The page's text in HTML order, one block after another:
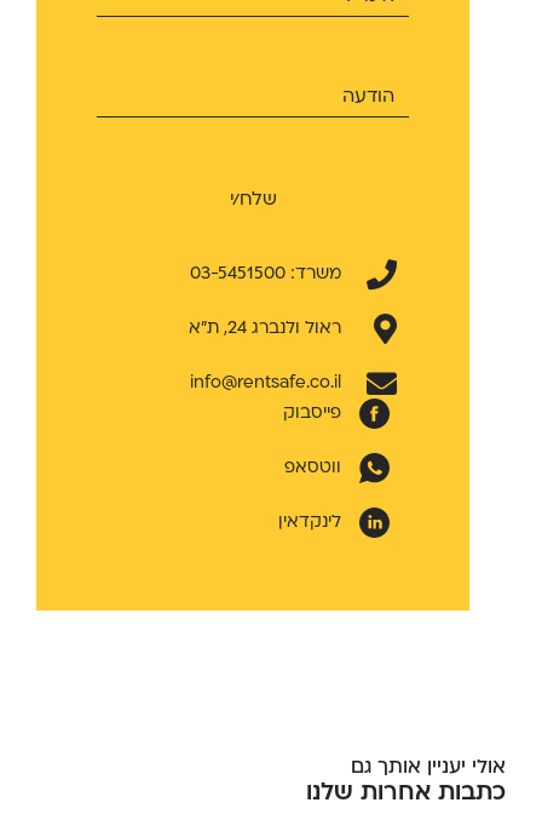
שלח/י
משרד: 03-5451500
ראול ולנברג 24, ת״א
info@rentsafe.co.il
פייסבוק
ווטסאפ
לינקדאין
אולי יעניין אותך גם
כתבות אחרות שלנו